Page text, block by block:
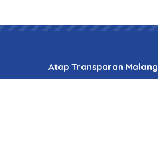
Atap Transparan Malang